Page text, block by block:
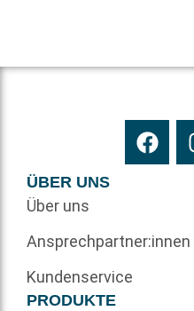
ÜBER UNS
Über uns
Ansprechpartner:innen
Kundenservice
PRODUKTE